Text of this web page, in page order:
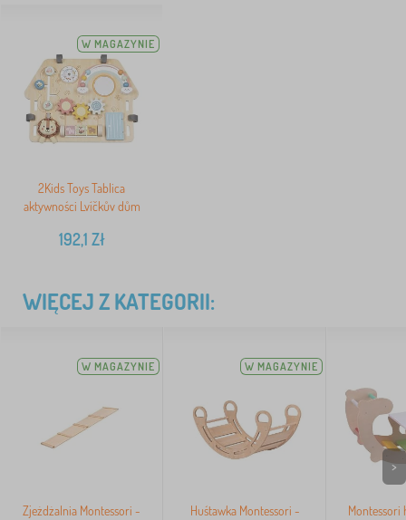
W MAGAZYNIE
2Kids Toys Tablica
aktywności Lvíčkův dům
192,1 Zł
WIĘCEJ Z KATEGORII:
W MAGAZYNIE
Zjeżdżalnia Montessori -
W MAGAZYNIE
Huśtawka Montessori -
Montessori
>